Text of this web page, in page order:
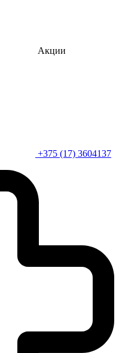
Акции
+375 (17) 3604137